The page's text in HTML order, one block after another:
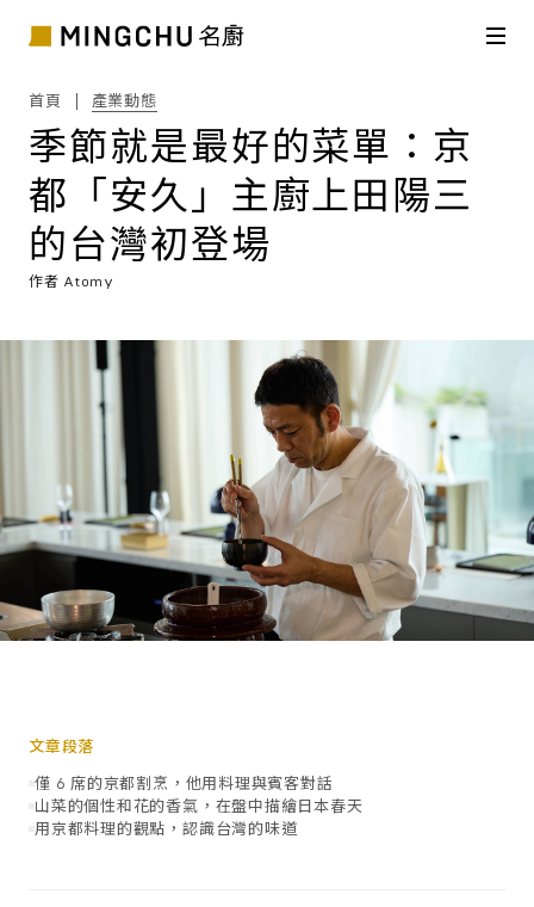
首頁 產業動態
季節就是最好的菜單：京
都「安久」主廚上田陽三
的台灣初登場
作者 Atomy
文章段落
僅 6 席的京都割烹，他用料理與賓客對話
山菜的個性和花的香氣，在盤中描繪日本春天
用京都料理的觀點，認識台灣的味道